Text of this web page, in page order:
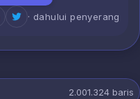
· dahului penyerang
2.001.324 baris